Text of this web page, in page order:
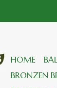
HOME
BRONZEN